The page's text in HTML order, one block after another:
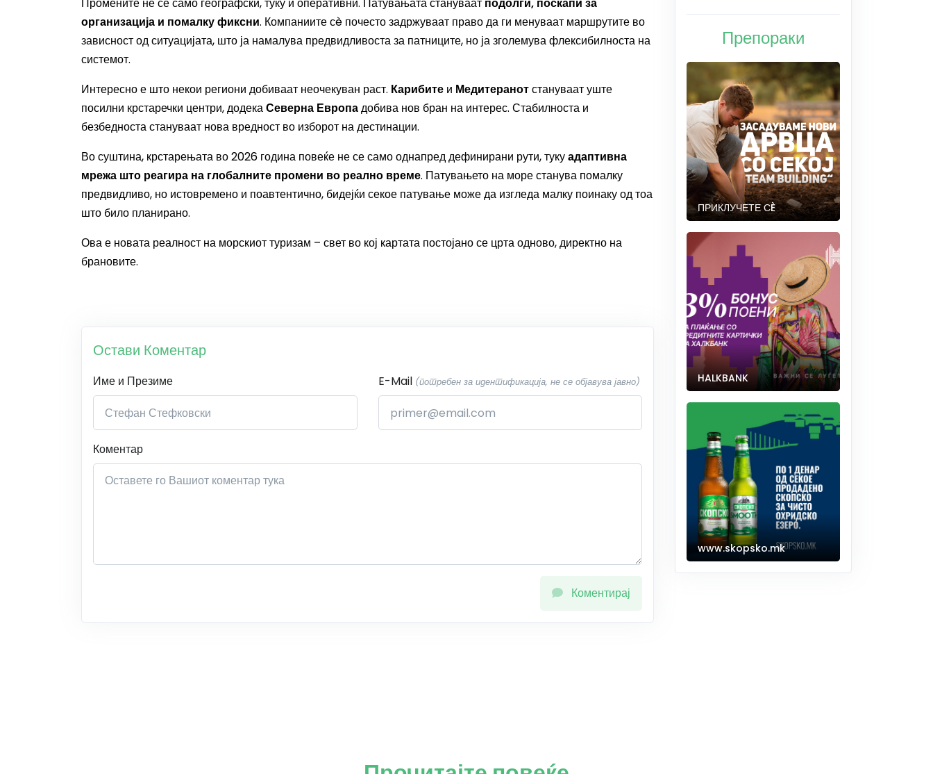
организација и помалку фиксни. Компаниите сè почесто задржуваат право да ги менуваат маршрутите во
зависност од ситуацијата, што ја намалува предвидливоста за патниците, но ја зголемува флексибилноста на
системот.
Интересно е што некои региони добиваат неочекуван раст. Карибите и Медитеранотстануваат уште
посилни крстаречки центри, додекаСеверна Европадобива нов бран на интерес. Стабилноста и
безбедноста стануваат нова вредност во изборот на дестинации.
Во суштина, крстарењата во 2026 година повеќе не се само однапред дефинирани рути, тукуадаптивна
мрежа што реагира на глобалните промени во реално време. Патувањето на море станува помалку
предвидливо, но истовремено и поавтентично, бидејќи секое патување може да изгледа малку поинаку од тоа
што било планирано.
Ова е новата реалност на морскиот туризам – свет во кој картата постојано се црта одново, директно на
брановите.
Остави Коментар
Име и Презиме E-Mail (потребен за идентификација, не се објавува јавно)
Коментар
Коментирај
Препораки
ПРИКЛУЧЕТЕ СÈ
HALKBANK
www.skopsko.mk